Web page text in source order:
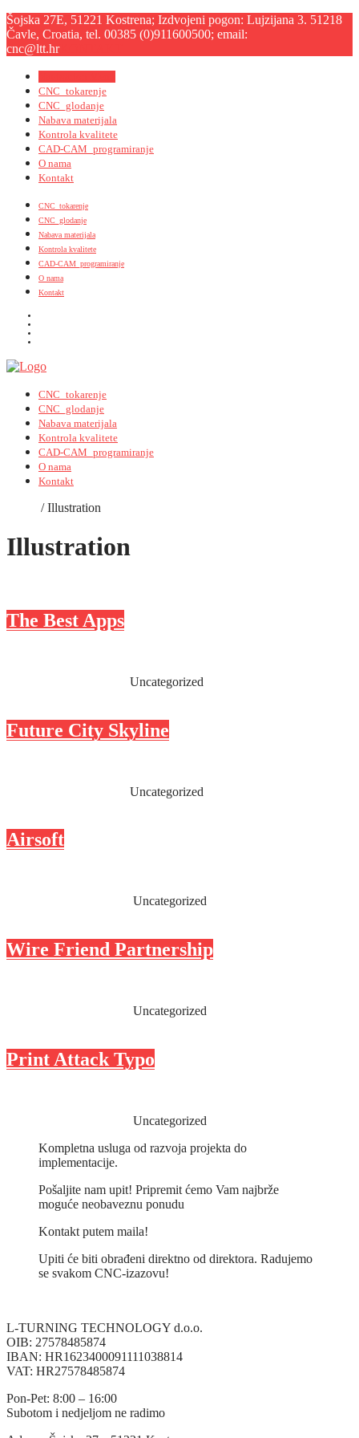
Šojska 27E, 51221 Kostrena; Izdvojeni pogon: Lujzijana 3. 51218
Čavle, Croatia, tel. 00385 (0)911600500; email:
cnc@ltt.hrKONTAKT
CNC_tokarenje
CNC_glodanje
Nabava materijala
Kontrola kvalitete
CAD-CAM_programiranje
O nama
Kontakt
CNC_tokarenje
CNC_glodanje
Nabava materijala
Kontrola kvalitete
CAD-CAM_programiranje
O nama
Kontakt
CNC_tokarenje
CNC_glodanje
Nabava materijala
Kontrola kvalitete
CAD-CAM_programiranje
O nama
Kontakt
/Illustration
Illustration
The Best Apps
Uncategorized
Future City Skyline
Uncategorized
Airsoft
Uncategorized
Wire Friend Partnership
Uncategorized
Print Attack Typo
Uncategorized
Kompletna usluga od razvoja projekta do
implementacije.
Pošaljite nam upit! Pripremit ćemo Vam najbrže
moguće neobaveznu ponudu
Kontakt putem maila!
Upiti će biti obrađeni direktno od direktora. Radujemo
se svakom CNC-izazovu!
L-TURNING TECHNOLOGY d.o.o.
OIB: 27578485874
IBAN: HR1623400091111038814
VAT: HR27578485874
Pon-Pet: 8:00 – 16:00
Subotom i nedjeljom ne radimo